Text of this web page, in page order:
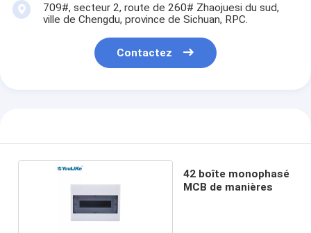
709#, secteur 2, route de 260# Zhaojuesi du sud,
ville de Chengdu, province de Sichuan, RPC.
Contactez
42 boîte monophasé
MCB de manières